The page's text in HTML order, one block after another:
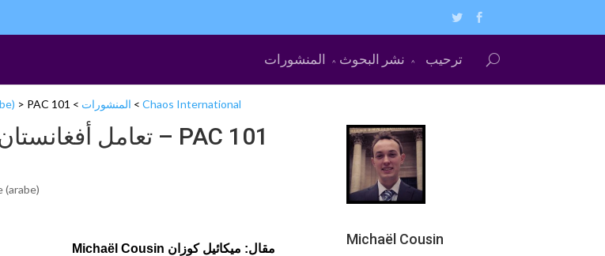
ترحيب نشر البحوث المنشورات
Chaos International
> المنشورات >
> PAC 101 – تعامل أفغانستان مع تجارة المواد الأفيونية عبر الوطنية
PAC 101 – تعامل أفغانستان مع تجارة المواد الأفيونية عبر الوطنية
(arabe)
مقال: ميكائيل كوزان Michaël Cousin
Michaël Cousin